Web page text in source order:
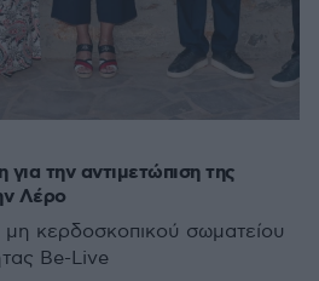
την αντιμετώπιση της
Λέρο
κερδοσκοπικού σωματείου
Be-Live